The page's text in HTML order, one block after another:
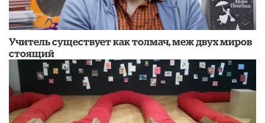
Учитель существует как толмач, меж двух миров
стоящий